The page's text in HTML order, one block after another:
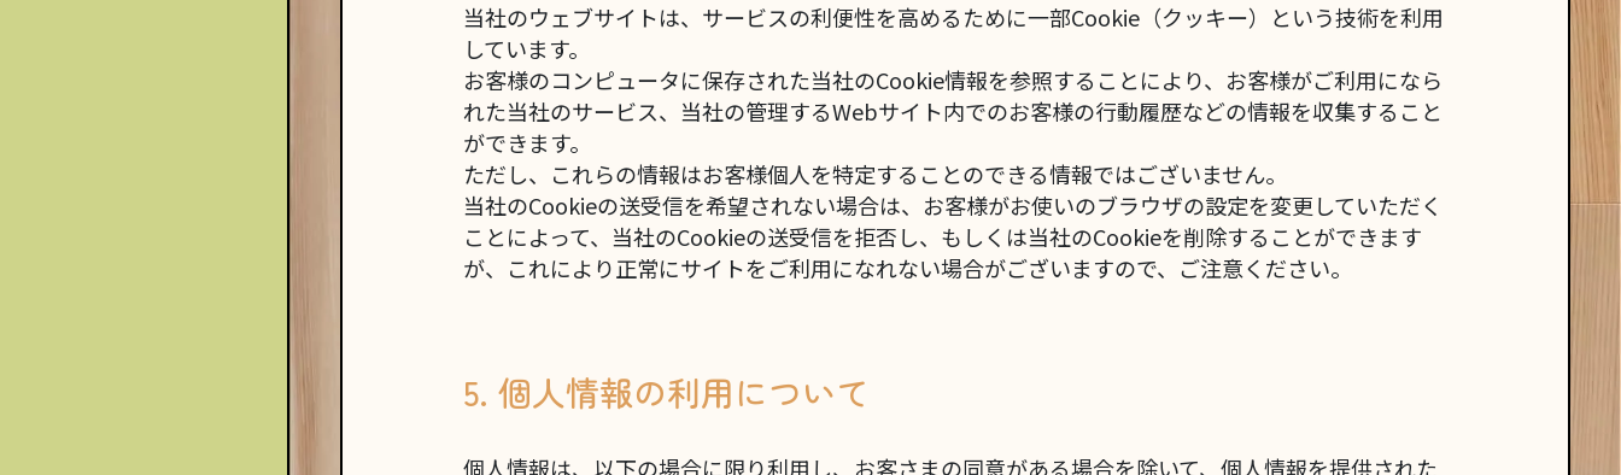
当社のウェブサイトは、サービスの利便性を高めるために一部Cookie（クッキー）という技術を利用
しています。
お客様のコンピュータに保存された当社のCookie情報を参照することにより、お客様がご利用になら
れた当社のサービス、当社の管理するWebサイト内でのお客様の行動履歴などの情報を収集すること
ができます。
ただし、これらの情報はお客様個人を特定することのできる情報ではございません。
当社のCookieの送受信を希望されない場合は、お客様がお使いのブラウザの設定を変更していただく
ことによって、当社のCookieの送受信を拒否し、もしくは当社のCookieを削除することができます
が、これにより正常にサイトをご利用になれない場合がございますので、ご注意ください。
5. 個人情報の利用について
個人情報は、以下の場合に限り利用し、お客さまの同意がある場合を除いて、個人情報を提供された